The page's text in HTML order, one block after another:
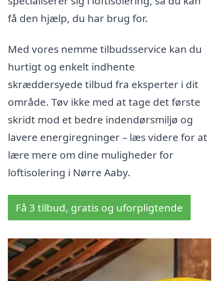
få den hjælp, du har brug for.
Med vores nemme tilbudsservice kan du
hurtigt og enkelt indhente
skræddersyede tilbud fra eksperter i dit
område. Tøv ikke med at tage det første
skridt mod et bedre indendørsmiljø og
lavere energiregninger – læs videre for at
lære mere om dine muligheder for
loftisolering i Nørre Aaby.
Få 3 tilbud, gratis og uforpligtende